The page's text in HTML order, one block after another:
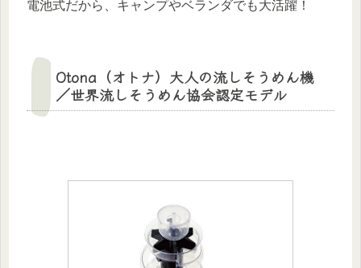
電池式だから、キャンプやベランダでも大活躍！
Otona（オトナ）大人の流しそうめん機
／世界流しそうめん協会認定モデル